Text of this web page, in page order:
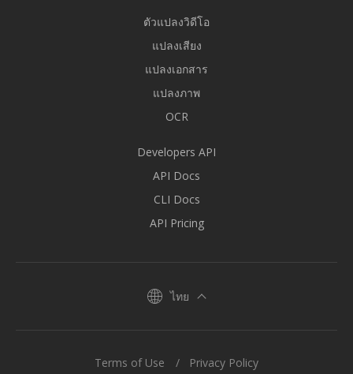
ตัวแปลงวิดีโอ
แปลงเสียง
แปลงเอกสาร
แปลงภาพ
OCR
Developers API
API Docs
CLI Docs
API Pricing
ไทย
Terms of Use Privacy Policy